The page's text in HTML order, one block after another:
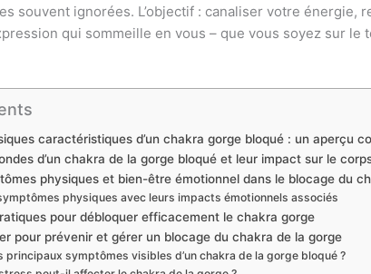
souvent ignorées. L’objectif : canaliser votre énergie,
qui sommeille en vous – que vous soyez sur le
caractéristiques d’un chakra gorge bloqué : un aperçu
d’un chakra de la gorge bloqué et leur impact sur le
physiques et bien-être émotionnel dans le blocage du
physiques avec leurs impacts émotionnels associés
pour débloquer efficacement le chakra gorge
pour prévenir et gérer un blocage du chakra de la gorge
principaux symptômes visibles d’un chakra de la gorge bloqué ?